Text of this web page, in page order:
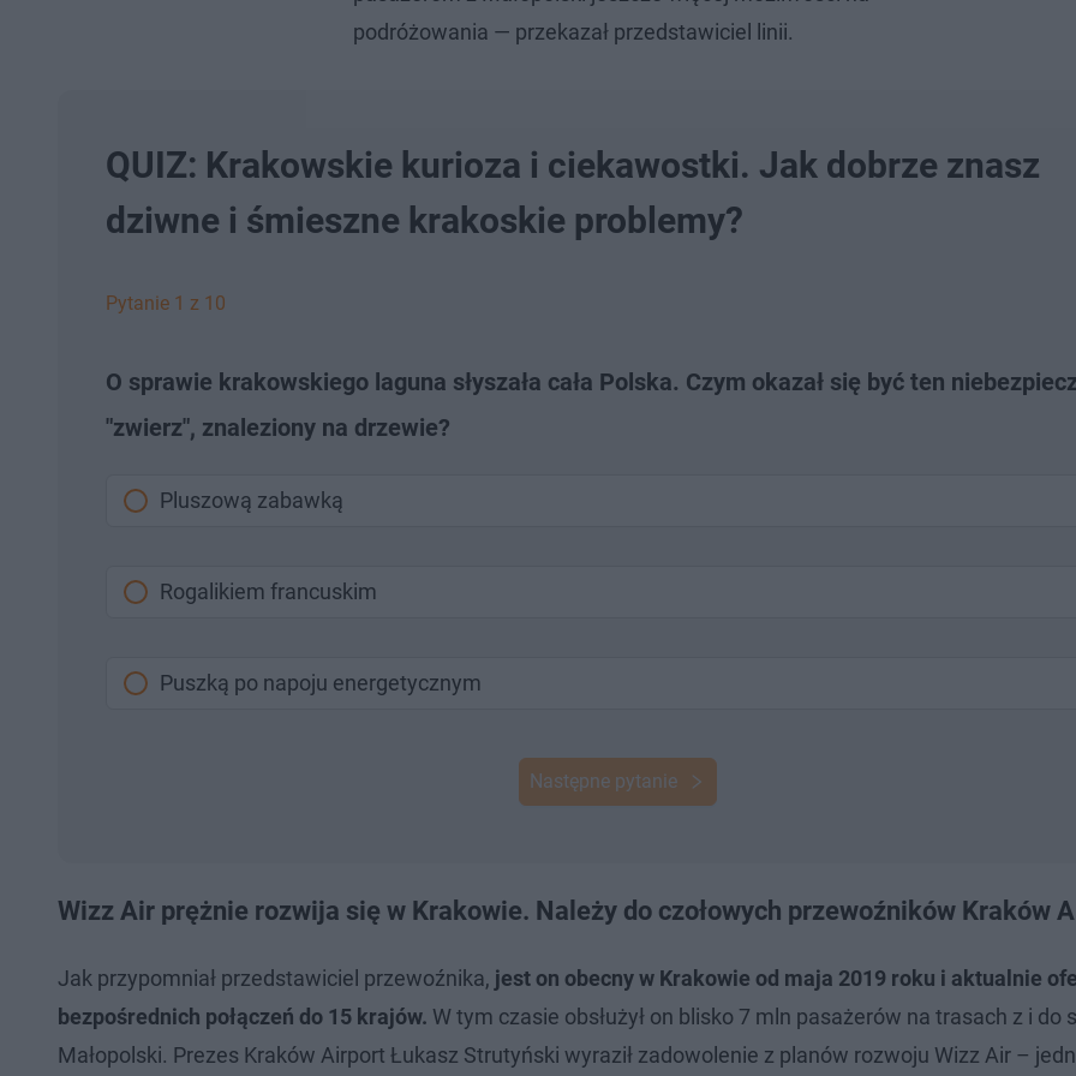
podróżowania — przekazał przedstawiciel linii.
QUIZ: Krakowskie kurioza i ciekawostki. Jak dobrze znasz
dziwne i śmieszne krakoskie problemy?
Pytanie 1 z 10
O sprawie krakowskiego laguna słyszała cała Polska. Czym okazał się być ten
"zwierz", znaleziony na drzewie?
Pluszową zabawką
Rogalikiem francuskim
Puszką po napoju energetycznym
Następne pytanie
Wizz Air prężnie rozwija się w Krakowie. Należy do czołowych przewoźników Kraków
Jak przypomniał przedstawiciel przewoźnika, jest on obecny w Krakowie od maja 2019 roku i aktualnie
bezpośrednich połączeń do 15 krajów. W tym czasie obsłużył on blisko 7 mln pasażerów na trasach z i do
Małopolski. Prezes Kraków Airport Łukasz Strutyński wyraził zadowolenie z planów rozwoju Wizz Air –